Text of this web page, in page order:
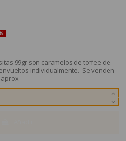
99gr son caramelos de toffee de
individualmente. Se venden